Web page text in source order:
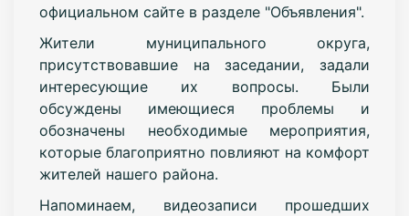
официальном сайте в разделе "Объявления".
Жители муниципального округа,
присутствовавшие на заседании, задали
интересующие их вопросы. Были
обсуждены имеющиеся проблемы и
обозначены необходимые мероприятия,
которые благоприятно повлияют на комфорт
жителей нашего района.
Напоминаем, видеозаписи прошедших